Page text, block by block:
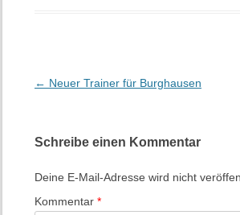
Beitrags-
← Neuer Trainer für Burghausen
Schreibe einen Kommentar
Deine E-Mail-Adresse wird nicht
Kommentar *